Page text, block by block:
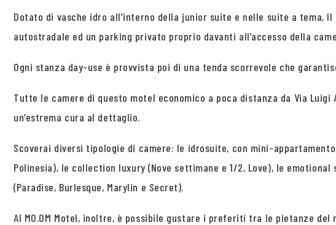
Dotato di vasche idro all’interno della junior suite e nelle suite a tema,
autostradale ed un parking privato proprio davanti all’accesso della
Ogni stanza day-use è provvista poi di una tenda scorrevole che
Tutte le camere di questo motel economico a poca distanza da Via
un’estrema cura al dettaglio.
Scoverai diversi tipologie di camere: le idrosuite, con mini-
Polinesia), le collection luxury (Nove settimane e 1/2, Love), le
(Paradise, Burlesque, Marylin e Secret).
Al MO.OM Motel, inoltre, è possibile gustare i preferiti tra le pietanze